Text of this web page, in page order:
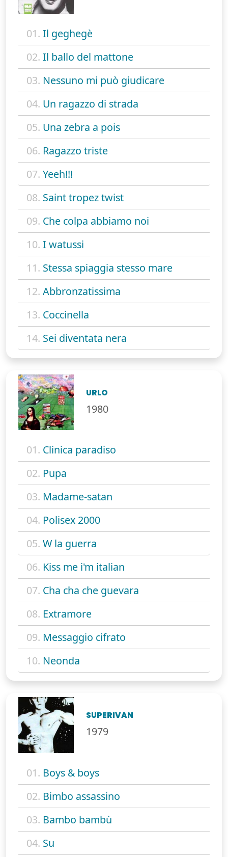
01. Il geghegè
02. Il ballo del mattone
03. Nessuno mi può giudicare
04. Un ragazzo di strada
05. Una zebra a pois
06. Ragazzo triste
07. Yeeh!!!
08. Saint tropez twist
09. Che colpa abbiamo noi
10. I watussi
11. Stessa spiaggia stesso mare
12. Abbronzatissima
13. Coccinella
14. Sei diventata nera
URLO
1980
01. Clinica paradiso
02. Pupa
03. Madame-satan
04. Polisex 2000
05. W la guerra
06. Kiss me i'm italian
07. Cha cha che guevara
08. Extramore
09. Messaggio cifrato
10. Neonda
SUPERIVAN
1979
01. Boys & boys
02. Bimbo assassino
03. Bambo bambù
04. Su